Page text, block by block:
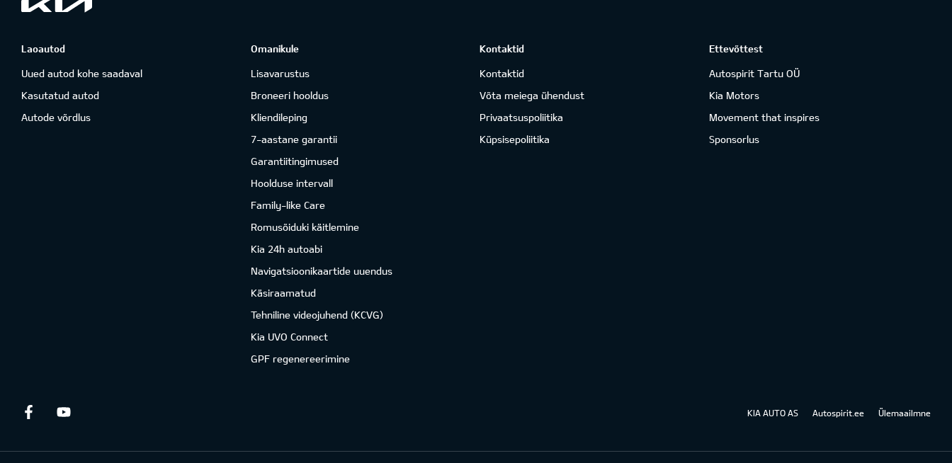
Laoautod
Uued autod kohe saadaval
Kasutatud autod
Autode võrdlus
Omanikule
Lisavarustus
Broneeri hooldus
Kliendileping
7-aastane garantii
Garantiitingimused
Hoolduse intervall
Family-like Care
Romusõiduki käitlemine
Kia 24h autoabi
Navigatsioonikaartide uuendus
Käsiraamatud
Tehniline videojuhend (KCVG)
Kia UVO Connect
GPF regenereerimine
Kontaktid
Kontaktid
Võta meiega ühendust
Privaatsuspoliitika
Küpsisepoliitika
Ettevõttest
Autospirit Tartu OÜ
Kia Motors
Movement that inspires
Sponsorlus
Facebook KIA AUTO AS Autospirit.ee Ülemaailmne